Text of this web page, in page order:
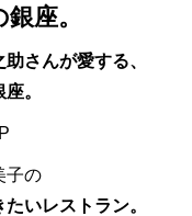
座。
助さんが愛する、
。
子の
いレストラン。